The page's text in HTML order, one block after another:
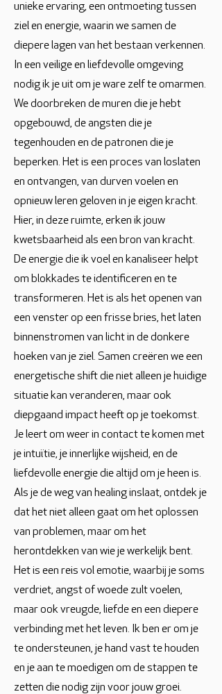
unieke ervaring, een ontmoeting tussen
ziel en energie, waarin we samen de
diepere lagen van het bestaan verkennen.
In een veilige en liefdevolle omgeving
nodig ik je uit om je ware zelf te omarmen.
We doorbreken de muren die je hebt
opgebouwd, de angsten die je
tegenhouden en de patronen die je
beperken. Het is een proces van loslaten
en ontvangen, van durven voelen en
opnieuw leren geloven in je eigen kracht.
Hier, in deze ruimte, erken ik jouw
kwetsbaarheid als een bron van kracht.
De energie die ik voel en kanaliseer helpt
om blokkades te identificeren en te
transformeren. Het is als het openen van
een venster op een frisse bries, het laten
binnenstromen van licht in de donkere
hoeken van je ziel. Samen creëren we een
energetische shift die niet alleen je huidige
situatie kan veranderen, maar ook
diepgaand impact heeft op je toekomst.
Je leert om weer in contact te komen met
je intuïtie, je innerlijke wijsheid, en de
liefdevolle energie die altijd om je heen is.
Als je de weg van healing inslaat, ontdek je
dat het niet alleen gaat om het oplossen
van problemen, maar om het
herontdekken van wie je werkelijk bent.
Het is een reis vol emotie, waarbij je soms
verdriet, angst of woede zult voelen,
maar ook vreugde, liefde en een diepere
verbinding met het leven. Ik ben er om je
te ondersteunen, je hand vast te houden
en je aan te moedigen om de stappen te
zetten die nodig zijn voor jouw groei.